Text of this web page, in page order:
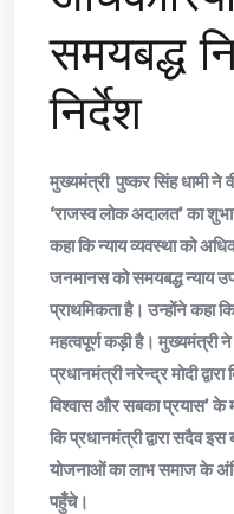
समयबद्ध
निर्देश
मुख्यमंत्री पुष्कर सिंह धामी ने
‘राजस्व लोक अदालत’ का
कहा कि न्याय व्यवस्था को
जनमानस को समयबद्ध न्याय
प्राथमिकता है। उन्होंने कहा
महत्वपूर्ण कड़ी है। मुख्यमंत्री
प्रधानमंत्री नरेन्द्र मोदी
विश्वास और सबका प्रयास’ के
कि प्रधानमंत्री द्वारा सदैव
योजनाओं का लाभ समाज के
पहुँचे।